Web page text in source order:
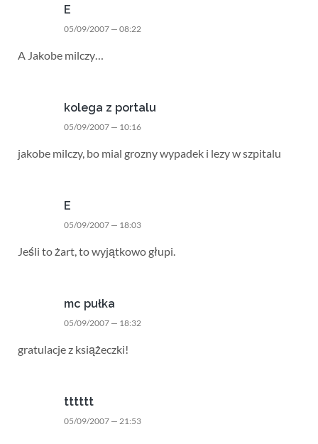
E
05/09/2007 — 08:22
A Jakobe milczy…
kolega z portalu
05/09/2007 — 10:16
jakobe milczy, bo mial grozny wypadek i lezy w szpitalu
E
05/09/2007 — 18:03
Jeśli to żart, to wyjątkowo głupi.
mc pułka
05/09/2007 — 18:32
gratulacje z książeczki!
tttttt
05/09/2007 — 21:53